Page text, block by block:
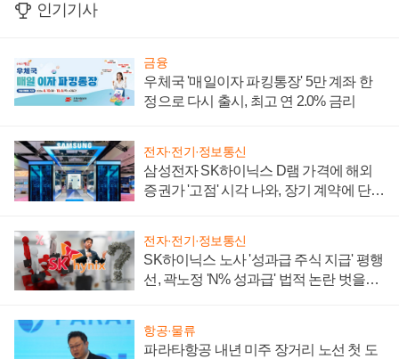
인기기사
금융
우체국 '매일이자 파킹통장' 5만 계좌 한
정으로 다시 출시, 최고 연 2.0% 금리
전자·전기·정보통신
삼성전자 SK하이닉스 D램 가격에 해외
증권가 '고점' 시각 나와, 장기 계약에 단점
전자·전기·정보통신
SK하이닉스 노사 '성과급 주식 지급' 평행
선, 곽노정 'N% 성과급' 법적 논란 벗을지
항공·물류
파라타항공 내년 미주 장거리 노선 첫 도